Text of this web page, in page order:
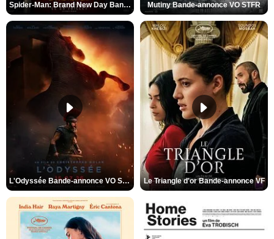
Spider-Man: Brand New Day Bande-annonce VO STFR Mutiny Bande-annonce VO STFR
L'Odyssée Bande-annonce VO STFR Le Triangle d'or Bande-annonce VF